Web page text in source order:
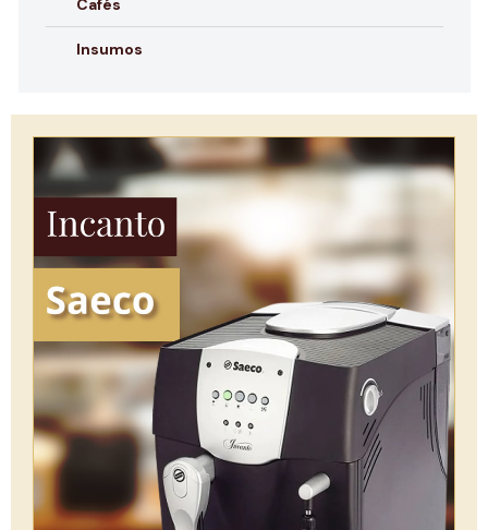
Cafés
Insumos